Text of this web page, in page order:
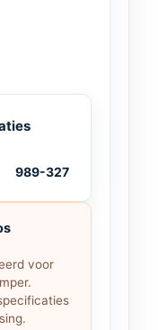
het
creëer
of een
en
989-327
voor